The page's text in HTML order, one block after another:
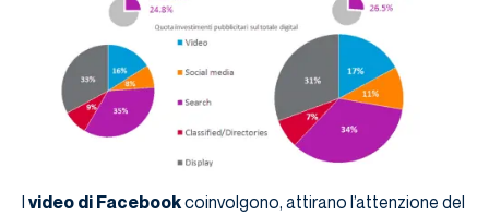
I video di Facebookcoinvolgono, attirano l’attenzione del